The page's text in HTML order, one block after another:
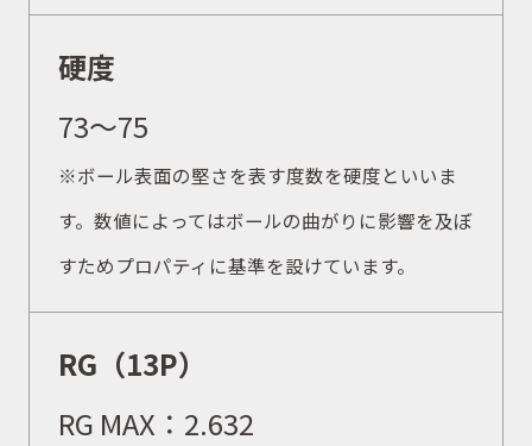
硬度
73〜75
※ボール表面の堅さを表す度数を硬度といいま
す。数値によってはボールの曲がりに影響を及ぼ
すためプロパティに基準を設けています。
RG（13P）
RG MAX： 2.632